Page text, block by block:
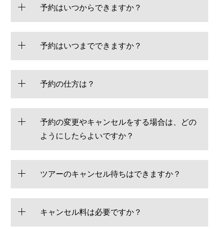
予約はいつからできますか？
予約はいつまでできますか？
予約の仕方は？
予約の変更やキャンセルをする場合は、どの
ようにしたらよいですか？
ツアーのキャンセル待ちはできますか？
キャンセル料は必要ですか？